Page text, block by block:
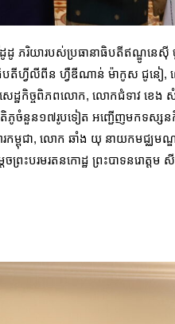
ដូដូ ភរិយារបស់ប្រធានាធិបតីឥណ្ឌូនេ
តីហ្វីលីពីន ហ្វឺឌីណាន់ ម៉ាកូស ជូនៀ, ល
ឋកិច្ចពិភពលោក, លោកជំទាវ ខេង សំវ៉
រតិភូចំនួន១៧រូបទៀត​ អញ្ជើញមកទស្
ពុជា, លោក ឆាំង យុ នាយកមជ្ឈមណ្ឌ
រះបរមរតនកោដ្ឋ ព្រះបាទនរោត្តម